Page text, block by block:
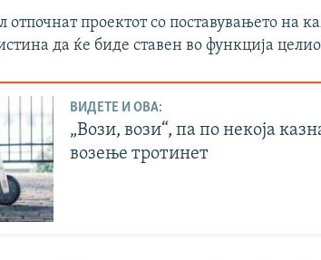
отпочнат проектот со поставувањето на
да ќе биде ставен во функција
ВИДЕТЕ И ОВА:
„Вози, вози“, па по некоја
возење тротинет